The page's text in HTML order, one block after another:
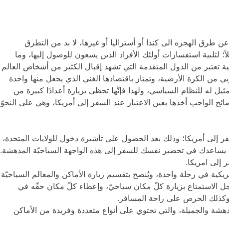
الهجره الى كندا أو أستراليا أو غيرها، لا بد من التطرق
لتلبية استفسارات أولئك الأفراد الذين يسعون للوصول إليها، وما
تعتبر من الدول المتقدمة التي تشهد إقبال الكثير من أشخاص العالم
من الكرة الأرضية، وتمتاز باقتصادها الغني الذي يجعل منها واحدة
له للنظام السياسي، ولهذا فإنَّها تحظى بزيارة أعدادًا كبيرة من
الواجب أخذها بعين الاعتبار عند السفر إلى أمريكا، وهي على النحوّ
إلى أمريكا؛ وذلك بعد الحصول على تأشيرة دخول للولايات المتحدة،
يساعدك في تحضير نفسك للسفر إلى هذه الواجهة السياحيّة المدهشة.
إلى امريكا.
في رحلة واحدة، ويُنصح بتقسيم زيارة الأماكن والمعالم السياحيّة
الاستمتاع بزيارة كلّ مكان سياحيّ، وإعطاء كلّ مكان حقّه في
وكذلك الحرص على راحة المسافر.
والجميلة، والتي تحتوي على أنواع متعددة وفريدة من الأماكن